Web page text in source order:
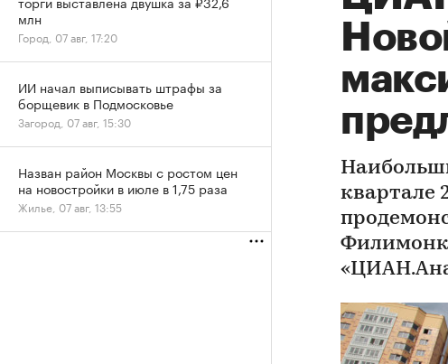
квартале
млн
Город, 07 авг, 17:20
ИИ начал выписывать штрафы за
борщевик в Подмосковье
Загород, 07 авг, 15:30
Назван район Москвы с ростом цен
на новостройки в июле в 1,75 раза
Жилье, 07 авг, 13:55